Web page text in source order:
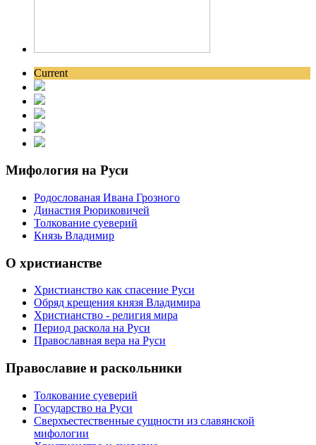
Current
Мифология на Руси
Родослованая Ивана Грозного
Династия Рюриковичей
Толкование суеверий
Князь Владимир
О христианстве
Христианство как спасение Руси
Обряд крещения князя Владимира
Христианство - религия мира
Период раскола на Руси
Православная вера на Руси
Православие и раскольники
Толкование суеверий
Государство на Руси
Сверхъестественные сущности из славянской
мифологии